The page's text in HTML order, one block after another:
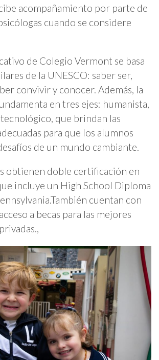
acompañamiento por parte de
cuando se considere
de Colegio Vermont se basa
de la UNESCO: saber ser,
convivir y conocer. Además, la
en tres ejes: humanista,
que brindan las
para que los alumnos
de un mundo cambiante.
obtienen doble certificación en
incluye un High School Diploma
cuentan con
a becas para las mejores